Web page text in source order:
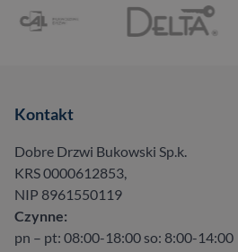
Kontakt
Dobre Drzwi Bukowski Sp.k.
KRS 0000612853,
NIP 8961550119
Czynne:
pn – pt: 08:00-18:00 so: 8:00-14:00